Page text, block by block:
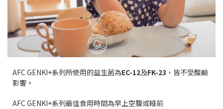
AFC GENKI+系列所使用的益生菌為EC-12及FK-23 ，皆不受酸鹼
影響。
AFC GENKI+系列最佳食用時間為早上空腹或睡前